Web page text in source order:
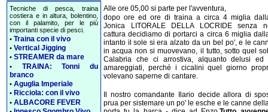
Tecniche di pesca, traina
costiera e in altura, bolentino,
con il palamito, per le più
importanti specie di pesci.
• Traina con il vivo
• Vertical Jigging
• STREAMER da mare
• TRAINA: Tonni du
branco
• Aguglia Imperiale
• Ricciola: con il vivo
• ALBACORE FEVER
Alle ore 05,00 si parte per l'avventura,
dopo ore ed ore di traina a circa 4 miglia
Jonica LITORALE DELLA LOCRIDE senza
cattura decidiamo di portarci a circa 6 miglia
intanto il sole si era alzato da un bel po', e le
in acqua non si muovevano, il tutto, sotto quel
Calabria che ci arrostiva, alquanto delusi
amareggiati, perché i cicalini quel giorno
volevano saperne di cantare.
Il nostro comandante Ilario decide allora di
prua per sistemare un po' le esche e le canne